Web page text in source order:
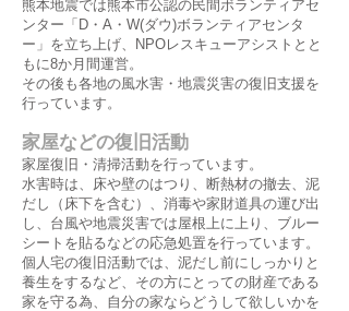
熊本地震では熊本市公認の民間ボランティアセ
ンター「D・A・W(ダウ)ボランティアセンタ
ー」を立ち上げ、
NPOレスキューアシスト とと
もに8か月間運営。
​​その後も各地の風水害・地震災害の復旧支援を
行っています。
家屋などの復旧活動
家屋復旧・清掃活動を行っています。​
水害時は、床や壁のはつり、断熱材の撤去、泥
だし（床下を含む）、消毒や家財道具の運び出
し、台風や地震災害では屋根上に上り、ブルー
シートを貼るなどの応急処置を行っています。
個人宅の復旧活動では、泥だし前にしっかりと
養生をするなど、その方にとっての財産である
家を守る為、自分の家ならどうして欲しいかを